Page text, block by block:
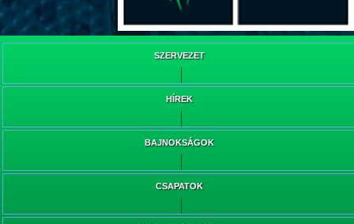
SZERVEZET
HÍREK
BAJNOKSÁGOK
CSAPATOK